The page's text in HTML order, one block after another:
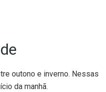
outono e inverno. Nessas
da manhã.